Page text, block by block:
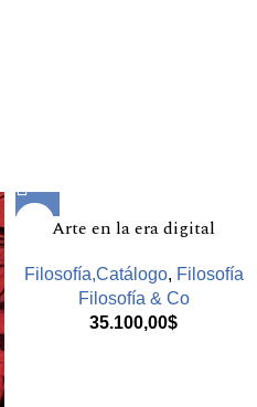
Arte en la era digital
Filosofía,Catálogo, Filosofía
Filosofía & Co
35.100,00$